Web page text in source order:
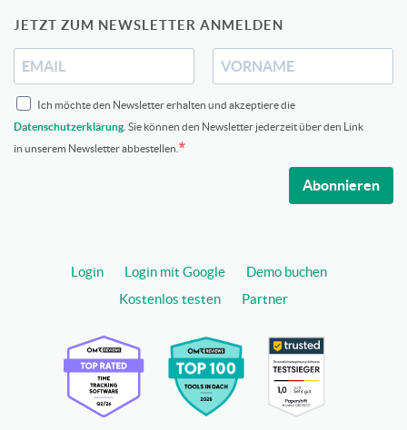
JETZT ZUM NEWSLETTER ANMELDEN
Ich möchte den Newsletter erhalten und akzeptiere die
Datenschutzerklärung . Sie können den Newsletter jederzeit über den Link
in unserem Newsletter abbestellen.
Abonnieren
Login Login mit Google
Demo buchen
Kostenlos testen
Partner